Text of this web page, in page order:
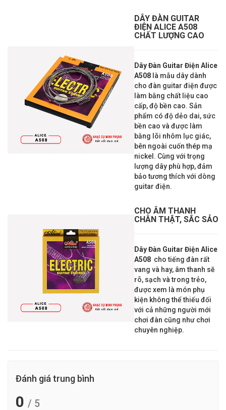
DÂY ĐÀN GUITAR
ĐIỆN ALICE A508
CHẤT LƯỢNG CAO
Dây Đàn Guitar Điện Alice
A508 là mẫu dây dành
cho đàn guitar điện được
làm bằng chất liệu cao
cấp, độ bền cao. Sản
phẩm có độ dẻo dai, sức
bền cao và được làm
bằng lõi nhôm lục giác,
bên ngoài cuốn thép mạ
nickel. Cùng với trọng
lượng dây phù hợp, đảm
bảo tương thích với dòng
guitar điện.
CHO ÂM THANH
CHÂN THẬT, SẮC SẢO
Dây Đàn Guitar Điện Alice
A508 cho tiếng đàn rất
vang và hay, âm thanh sẽ
rõ, sạch và trong trẻo,
được xem là món phụ
kiện không thể thiếu đối
với cả những người mới
chơi đàn cũng như chơi
chuyên nghiệp.
Đánh giá trung bình
0 / 5